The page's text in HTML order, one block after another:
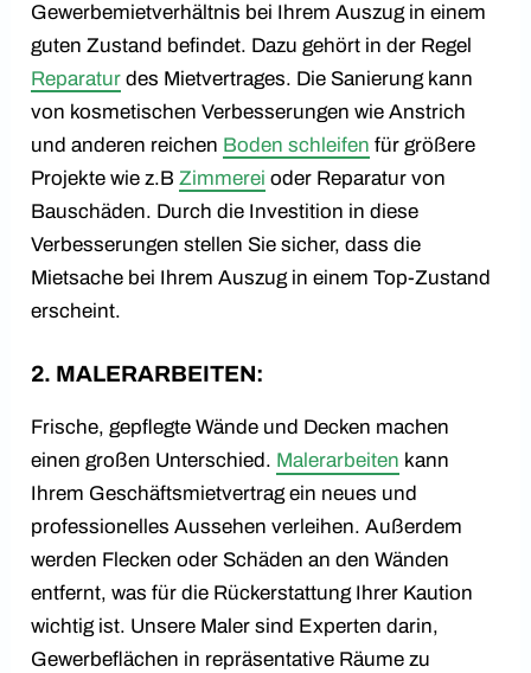
Gewerbemietverhältnis bei Ihrem Auszug in einem
guten Zustand befindet. Dazu gehört in der Regel
Reparatur des Mietvertrages. Die Sanierung kann
von kosmetischen Verbesserungen wie Anstrich
und anderen reichen Boden schleifen für größere
Projekte wie z.BZimmerei oder Reparatur von
Bauschäden. Durch die Investition in diese
Verbesserungen stellen Sie sicher, dass die
Mietsache bei Ihrem Auszug in einem Top-Zustand
erscheint.
2. MALERARBEITEN:
Frische, gepflegte Wände und Decken machen
einen großen Unterschied. Malerarbeiten kann
Ihrem Geschäftsmietvertrag ein neues und
professionelles Aussehen verleihen. Außerdem
werden Flecken oder Schäden an den Wänden
entfernt, was für die Rückerstattung Ihrer Kaution
wichtig ist. Unsere Maler sind Experten darin,
Gewerbeflächen in repräsentative Räume zu